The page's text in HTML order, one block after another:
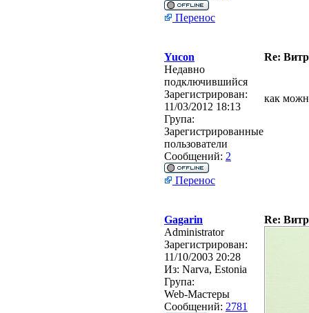
Перенос
Yucon
Re:
Недавно
подключившийся
Зарегистрирован:
11/03/2012 18:13
Група:
Зарегистрированные
пользователи
Сообщений: 2
как
Перенос
Gagarin
Re:
Administrator
Зарегистрирован:
11/10/2003 20:28
Из: Narva, Estonia
Група:
Web-Мастеры
Сообщений: 2781